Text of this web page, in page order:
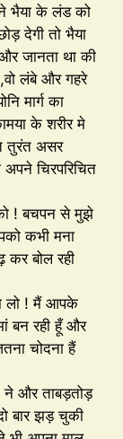
भैया के लंड को
देगी तो भैया
जानता था की
लंबे और गहरे
मार्ग का
के शरीर मे
तुरंत असर
चिरपरिचित
को ! बचपन से मुझे
कभी मना
कर बोल रही
लो ! मैं आपके
बन रही हूँ और
चोदना हैं
ने और ताबड़तोड़
बार झड़ चुकी